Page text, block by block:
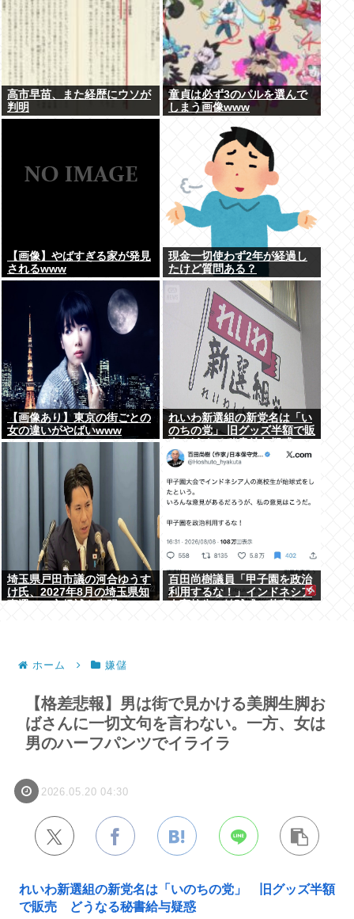
高市早苗、また経歴にウソが
判明
童貞は必ず3のパルを選んで
しまう画像www
【画像】やばすぎる家が発見
されるwww
現金一切使わず2年が経過し
たけど質問ある？
【画像あり】東京の街ごとの
女の違いがやばいwww
れいわ新選組の新党名は「い
のちの党」 旧グッズ半額で販
埼玉県戸田市議の河合ゆうす
け氏、2027年8月の埼玉県知
百田尚樹議員「甲子園を政治
利用するな！」インドネシア
ホーム 嫌儲
【格差悲報】男は街で見かける美脚生脚お
ばさんに一切文句を言わない。一方、女は
男のハーフパンツでイライラ
2026.05.20 04:30
れいわ新選組の新党名は「いのちの党」 旧グッズ半額
で販売 どうなる秘書給与疑惑